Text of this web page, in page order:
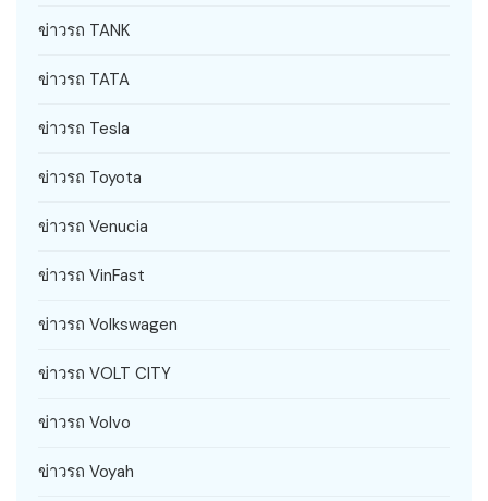
ข่าวรถ TANK
ข่าวรถ TATA
ข่าวรถ Tesla
ข่าวรถ Toyota
ข่าวรถ Venucia
ข่าวรถ VinFast
ข่าวรถ Volkswagen
ข่าวรถ VOLT CITY
ข่าวรถ Volvo
ข่าวรถ Voyah